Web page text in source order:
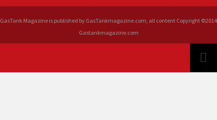
GasTank Magazine is published by GasTankmagazine.com, all content Copyright ©2014
Gastankmagazine.com